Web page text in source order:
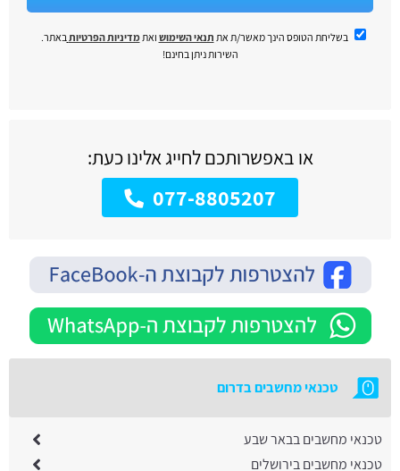
בשליחת הטופס הינך מאשר/ת את תנאי השימוש ואתמדיניות הפרטיות באתר.
השירות ניתן בחינם!
או באפשרותכם לחייג אלינו כעת:
077-8805207
טכנאי מחשבים בדרום
טכנאי מחשבים בבאר שבע
טכנאי מחשבים בירושלים